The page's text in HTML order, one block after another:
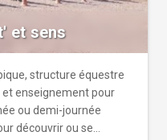
et sens
structure équestre
enseignement pour
ou demi-journée
découvrir ou se